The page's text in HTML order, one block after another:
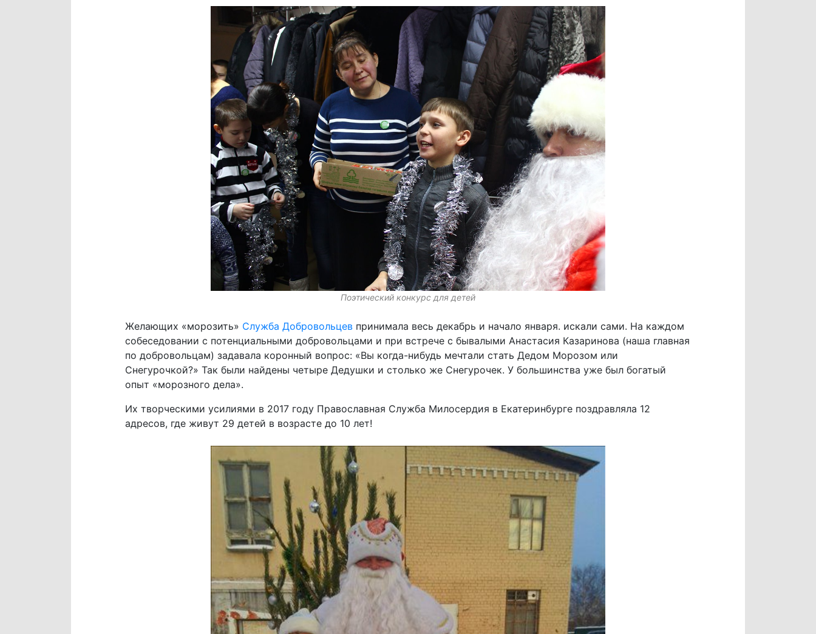
Поэтический конкурс для детей
Желающих «морозить» Служба Добровольцевпринимала весь декабрь и начало января. искали сами. На каждом
собеседовании с потенциальными добровольцами и при встрече с бывалыми Анастасия Казаринова (наша главная
по добровольцам) задавала коронный вопрос: «Вы когда-нибудь мечтали стать Дедом Морозом или
Снегурочкой?» Так были найдены четыре Дедушки и столько же Снегурочек. У большинства уже был богатый
опыт «морозного дела».
Их творческими усилиями в 2017 году Православная Служба Милосердия в Екатеринбурге поздравляла 12
адресов, где живут 29 детей в возрасте до 10 лет!